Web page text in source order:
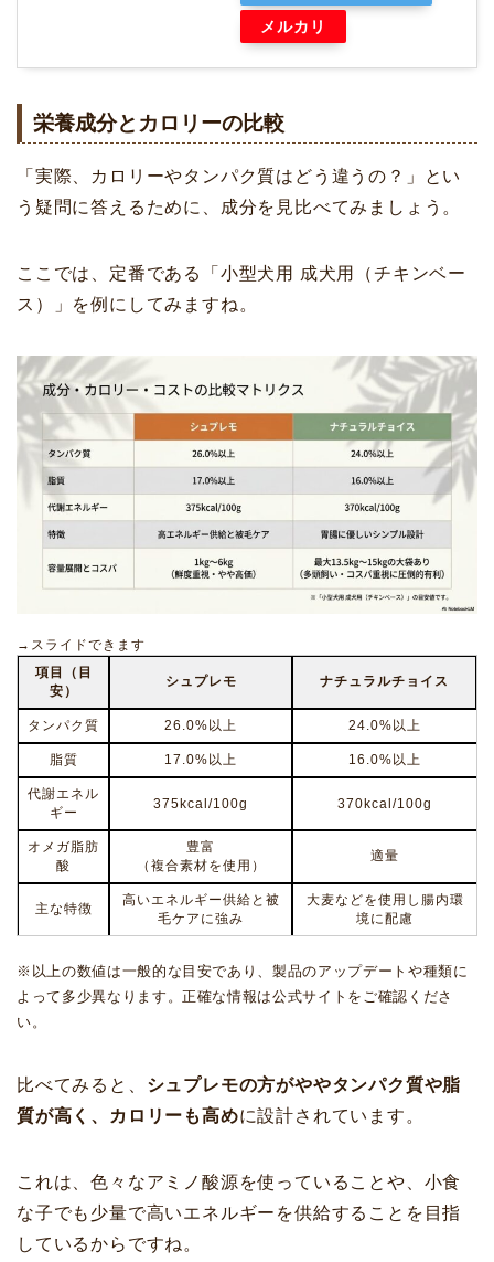
メルカリ
栄養成分とカロリーの比較
「実際、カロリーやタンパク質はどう違うの？」とい
う疑問に答えるために、成分を見比べてみましょう。
ここでは、定番である「小型犬用 成犬用（チキンベー
ス）」を例にしてみますね。
→スライドできます
項目（目
安）
シュプレモ ナチュラルチョイス
タンパク質 26.0%以上 24.0%以上
脂質 17.0%以上 16.0%以上
代謝エネル
ギー
375kcal/100g 370kcal/100g
オメガ脂肪
酸
豊富
（複合素材を使用）
適量
主な特徴
高いエネルギー供給と被
毛ケアに強み
大麦などを使用し腸内環
境に配慮
※以上の数値は一般的な目安であり、製品のアップデートや種類に
よって多少異なります。正確な情報は公式サイトをご確認くださ
い。
比べてみると、 シュプレモの方がややタンパク質や脂
質が高く、カロリーも高めに設計されています。
これは、色々なアミノ酸源を使っていることや、小食
な子でも少量で高いエネルギーを供給することを目指
しているからですね。